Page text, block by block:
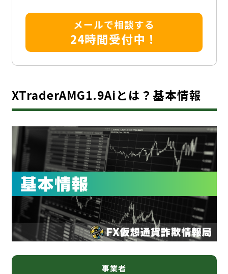
メールで相談する
24時間受付中！
XTraderAMG1.9Aiとは？基本情報
事業者